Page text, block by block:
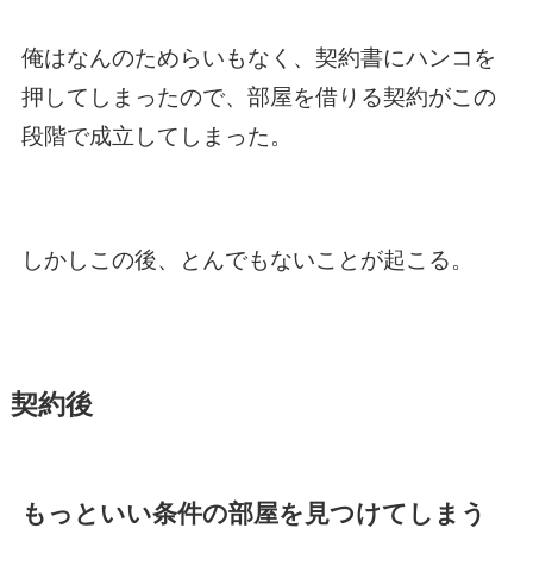
俺はなんのためらいもなく、契約書にハンコを
押してしまったので、部屋を借りる契約がこの
段階で成立してしまった。
しかしこの後、とんでもないことが起こる。
契約後
もっといい条件の部屋を見つけてしまう